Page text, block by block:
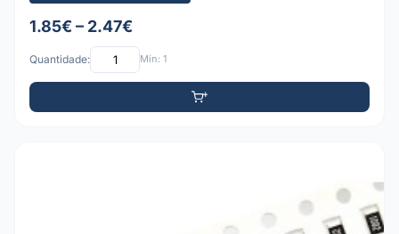
1.85€ – 2.47€
Quantidade: Mín: 1